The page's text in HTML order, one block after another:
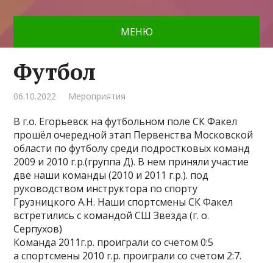
МЕНЮ
Футбол
06.10.2022 Мероприятия
В г.о. Егорьевск на футбольном поле СК Факел
прошёл очередной этап Первенства Московской
области по футболу среди подростковых команд
2009 и 2010 г.р.(группа Д). В нем приняли участие
две наши команды (2010 и 2011 г.р.). под
руководством инструктора по спорту
Грузницкого А.Н. Наши спортсмены СК Факел
встретились с командой СШ Звезда (г. о.
Серпухов)
Команда 2011г.р. проиграли со счетом 0:5
а спортсмены 2010 г.р. проиграли со счетом 2:7.